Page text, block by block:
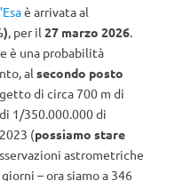
è arrivata al
, per il 27 marzo 2026.
è una probabilità
al secondo posto
di circa 700 m di
1/350.000.000 di
(possiamo stare
astrometriche
– ora siamo a 346